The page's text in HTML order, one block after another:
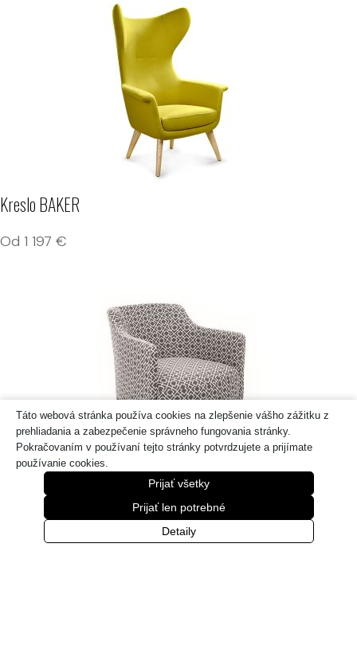
Kreslo BAKER
Od 1 197 €
Kreslo BUTLER
Táto webová stránka používa cookies na zlepšenie vášho zážitku z
prehliadania a zabezpečenie správneho fungovania stránky.
Pokračovaním v používaní tejto stránky potvrdzujete a prijímate
používanie cookies.
Prijať všetky
Prijať len potrebné
Detaily